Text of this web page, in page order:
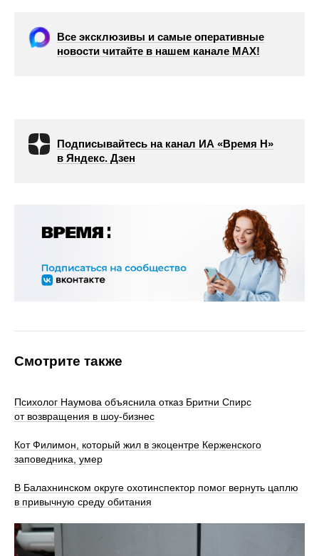
Все эксклюзивы и самые оперативные
новости читайте в нашем канале МАХ!
Подписывайтесь на канал ИА «Время Н»
в Яндекс. Дзен
Смотрите также
Психолог Наумова объяснила отказ Бритни Спирс
от возвращения в шоу-бизнес
Кот Филимон, который жил в экоцентре Керженского
заповедника, умер
В Балахнинском округе охотинспектор помог вернуть цаплю
в привычную среду обитания